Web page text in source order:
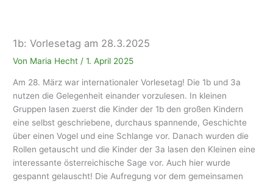
1b: Vorlesetag am 28.3.2025
Von Maria Hecht/1. April 2025
Am 28. März war internationaler Vorlesetag! Die 1b und 3a
nutzen die Gelegenheit einander vorzulesen. In kleinen
Gruppen lasen zuerst die Kinder der 1b den großen Kindern
eine selbst geschriebene, durchaus spannende, Geschichte
über einen Vogel und eine Schlange vor. Danach wurden die
Rollen getauscht und die Kinder der 3a lasen den Kleinen eine
interessante österreichische Sage vor. Auch hier wurde
gespannt gelauscht! Die Aufregung vor dem gemeinsamen